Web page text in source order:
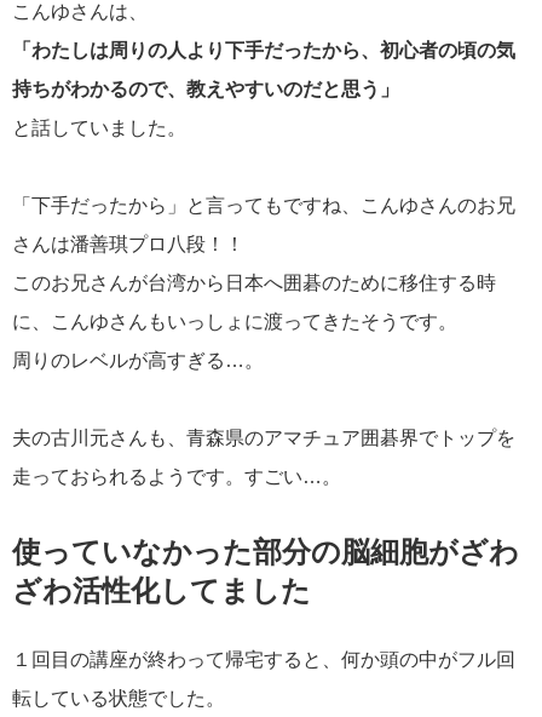
こんゆさんは、
「わたしは周りの人より下手だったから、初心者の頃の気
持ちがわかるので、教えやすいのだと思う」
と話していました。
「下手だったから」と言ってもですね、こんゆさんのお兄
さんは潘善琪プロ八段！！
このお兄さんが台湾から日本へ囲碁のために移住する時
に、こんゆさんもいっしょに渡ってきたそうです。
周りのレベルが高すぎる…。
夫の古川元さんも、青森県のアマチュア囲碁界でトップを
走っておられるようです。すごい…。
使っていなかった部分の脳細胞がざわ
ざわ活性化してました
１回目の講座が終わって帰宅すると、何か頭の中がフル回
転している状態でした。